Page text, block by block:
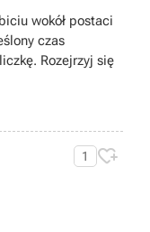
przyjemność w
wokół postaci
czas
Rozejrzyj się
1 